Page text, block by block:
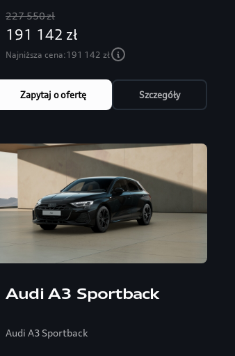
227 550 zł
191 142 zł
Najniższa cena:191 142 zł
Zapytaj o ofertę Szczegóły
Audi A3 Sportback
Audi A3 Sportback